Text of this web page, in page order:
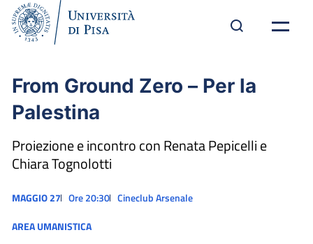
From Ground Zero – Per la
Palestina
Proiezione e incontro con Renata Pepicelli e
Chiara Tognolotti
MAGGIO 27 Ore 20:30 Cineclub Arsenale
AREA UMANISTICA